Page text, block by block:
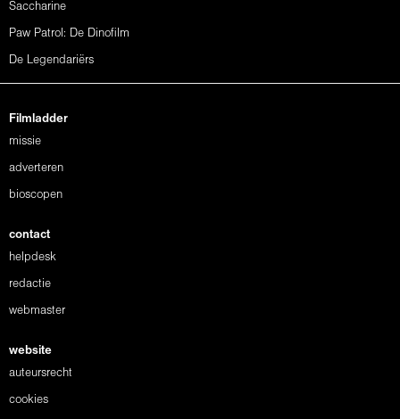
Saccharine
Paw Patrol: De Dinofilm
De Legendariërs
Filmladder
missie
adverteren
bioscopen
contact
helpdesk
redactie
webmaster
website
auteursrecht
cookies